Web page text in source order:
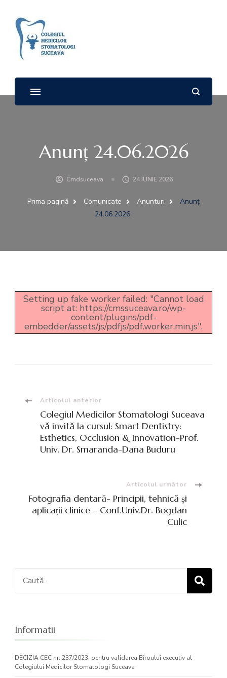
Stomatologi – SUCEAVA
Anunț 24.06.2026
Cmdsuceava 24 IUNIE 2026
Prima pagină Comunicate Anunturi
Anunț
24.06.2026
Setting up fake worker failed: "Cannot load
script at: https://cmssuceava.ro/wp-
content/plugins/pdf-
embedder/assets/js/pdfjs/pdf.worker.min.js".
Navigare
articole
Articolul anterior
Colegiul Medicilor Stomatologi Suceava
vă invită la cursul: Smart Dentistry:
Esthetics, Occlusion & Innovation-Prof.
Univ. Dr. Smaranda-Dana Buduru
Articolul următor
Fotografia dentară- Principii, tehnică și
aplicații clinice – Conf.Univ.Dr. Bogdan
Culic
Caută:
Informatii
DECIZIA CEC nr. 237/2023, pentru validarea Biroului executiv al
Colegiului Medicilor Stomatologi Suceava